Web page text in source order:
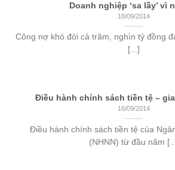
Doanh nghiệp ‘sa lầy’ vì
18/09/2014
Công nợ khó đòi cả trăm, nghìn tỷ đồng
[...]
Điều hành chính sách tiền tệ –
16/09/2014
Điều hành chính sách tiền tệ của
(NHNN) từ đầu năm